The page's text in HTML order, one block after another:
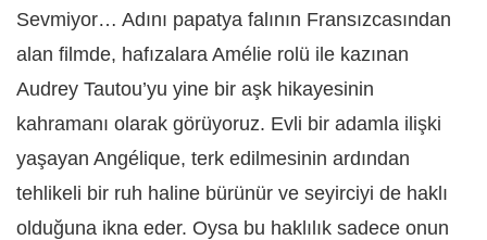
Sevmiyor… Adını papatya falının Fransızcasından
alan filmde, hafızalara Amélie rolü ile kazınan
Audrey Tautou’yu yine bir aşk hikayesinin
kahramanı olarak görüyoruz. Evli bir adamla ilişki
yaşayan Angélique, terk edilmesinin ardından
tehlikeli bir ruh haline bürünür ve seyirciyi de haklı
olduğuna ikna eder. Oysa bu haklılık sadece onun